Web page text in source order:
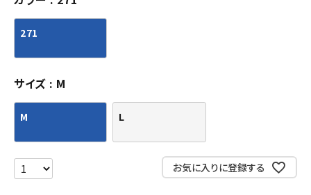
271
サイズ M
M L
お気に入りに登録する